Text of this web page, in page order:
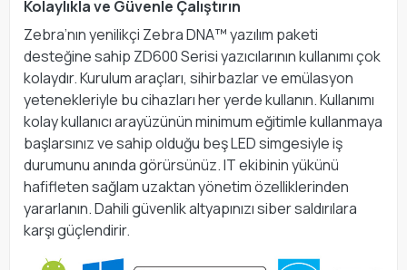
Kolaylıkla ve Güvenle Çalıştırın
Zebra’nın yenilikçi Zebra DNA™ yazılım paketi
desteğine sahip ZD600 Serisi yazıcılarının kullanımı çok
kolaydır. Kurulum araçları, sihirbazlar ve emülasyon
yetenekleriyle bu cihazları her yerde kullanın. Kullanımı
kolay kullanıcı arayüzünün minimum eğitimle kullanmaya
başlarsınız ve sahip olduğu beş LED simgesiyle iş
durumunu anında görürsünüz. IT ekibinin yükünü
hafifleten sağlam uzaktan yönetim özelliklerinden
yararlanın. Dahili güvenlik altyapınızı siber saldırılara
karşı güçlendirir.